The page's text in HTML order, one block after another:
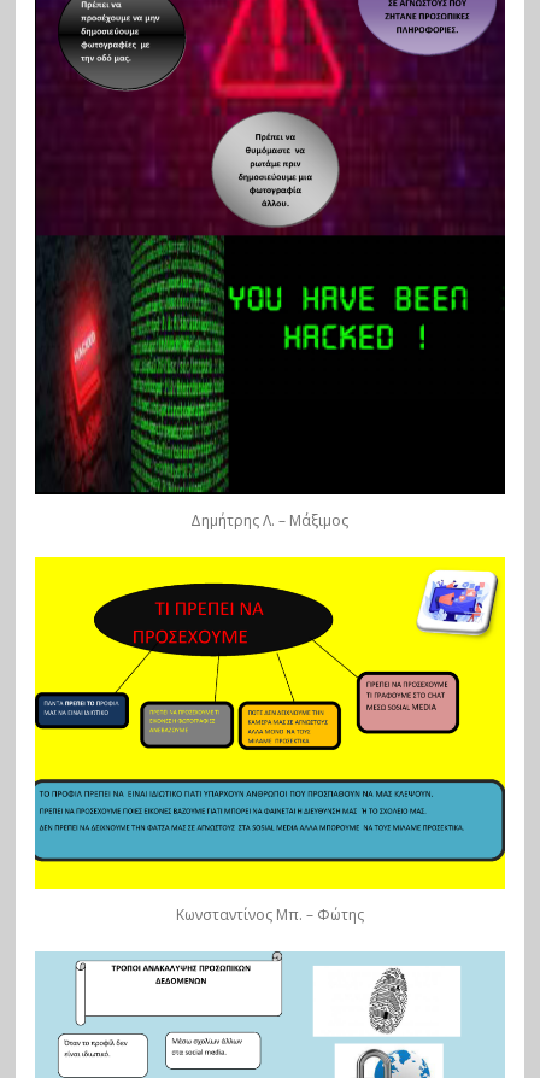
Δημήτρης Λ. – Μάξιμος
Κωνσταντίνος Μπ. – Φώτης